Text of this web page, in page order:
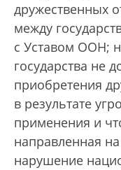
дружественных
между
с Уставом ООН;
государства не
приобретения
в результате
применения и
направленная
нарушение